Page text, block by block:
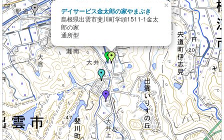
デイサービス金太郎の家やまぶき
島根県出雲市斐川町学頭1511-1金太
郎の家
通所型
×